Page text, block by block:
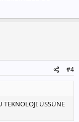
#4
TEKNOLOJİ ÜSSÜNE